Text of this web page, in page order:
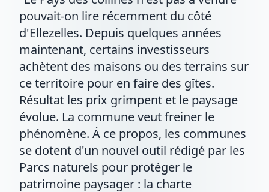
paysager
pouvait-on lire récemment du côté
d'Ellezelles. Depuis quelques années
maintenant, certains investisseurs
achètent des maisons ou des terrains sur
ce territoire pour en faire des gîtes.
Résultat les prix grimpent et le paysage
évolue. La commune veut freiner le
phénomène. Á ce propos, les communes
se dotent d'un nouvel outil rédigé par les
Parcs naturels pour protéger le
patrimoine paysager : la charte